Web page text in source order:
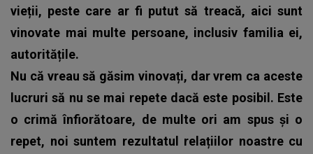
vieții, peste care ar fi putut să treacă, aici sunt
vinovate mai multe persoane, inclusiv familia ei,
autoritățile.
Nu că vreau să găsim vinovați, dar vrem ca aceste
lucruri să nu se mai repete dacă este posibil. Este
o crimă înfiorătoare, de multe ori am spus și o
repet, noi suntem rezultatul relațiilor noastre cu